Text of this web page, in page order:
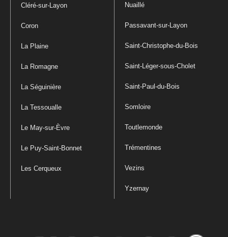
Cléré-sur-Layon
Coron
La Plaine
La Romagne
La Séguinière
La Tessoualle
Le May-sur-Èvre
Le Puy-Saint-Bonnet
Les Cerqueux
Nuaillé
Passavant-sur-Layon
Saint-Christophe-du-Bois
Saint-Léger-sous-Cholet
Saint-Paul-du-Bois
Somloire
Toutlemonde
Trémentines
Vezins
Yzernay